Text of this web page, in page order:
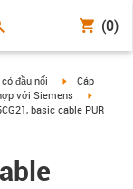
(0)
arrow-right
có đầu nối igus-icon-
Cáp
arrow-right
với Siemens
basic cable PUR